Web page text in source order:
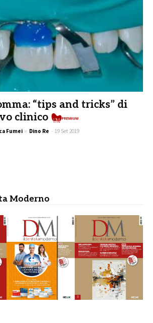
“tips and tricks” di
clinico
Fumei e Dino Re - 19 Set 2019
Moderno